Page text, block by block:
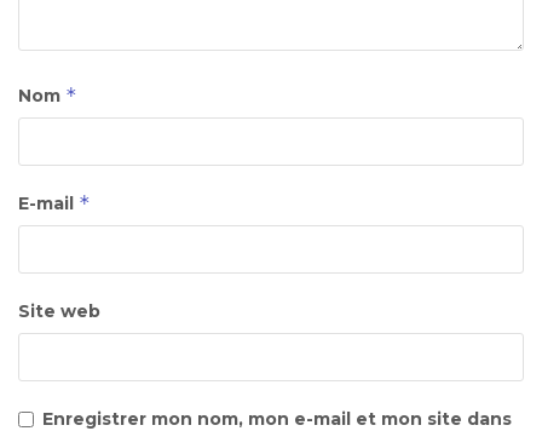
Nom *
E-mail *
Site web
Enregistrer mon nom, mon e-mail et mon site dans